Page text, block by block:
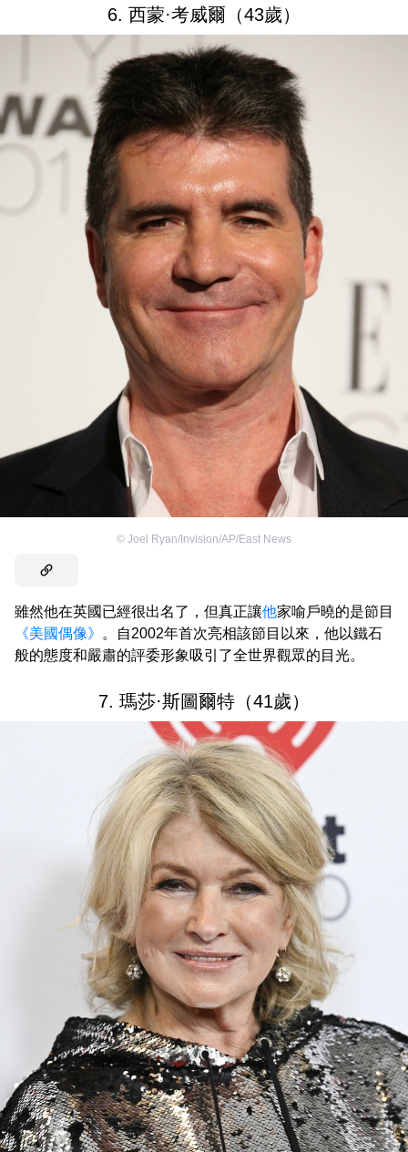
6. 西蒙·考威爾（43歲）
© Joel Ryan/Invision/AP/East News
雖然他在英國已經很出名了，但真正讓他家喻戶曉的是節目
《美國偶像》
。自2002年首次亮相該節目以來，他以鐵石
般的態度和嚴肅的評委形象吸引了全世界觀眾的目光。
7. 瑪莎·斯圖爾特（41歲）